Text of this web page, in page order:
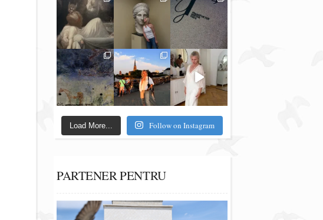
Load More... Follow on Instagram
PARTENER PENTRU